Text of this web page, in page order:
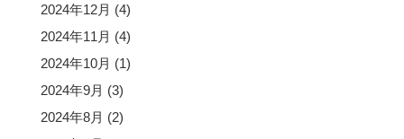
2024年12月 (4)
2024年11月 (4)
2024年10月 (1)
2024年9月 (3)
2024年8月 (2)